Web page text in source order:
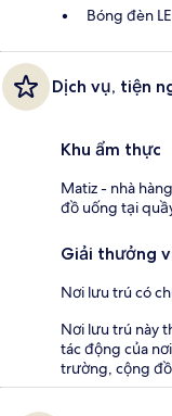
Bóng đèn
Dịch vụ, tiện
Khu ẩm thực
Matiz - nhà
đồ uống tại
Giải thưởng
Nơi lưu trú có
Nơi lưu trú này
tác động của
trường, cộng